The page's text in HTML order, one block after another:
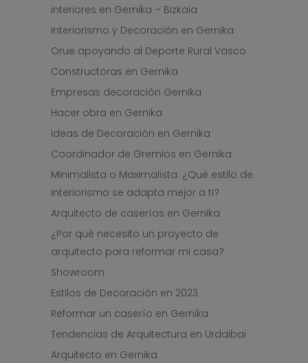
interiores en Gernika – Bizkaia
Interiorismo y Decoración en Gernika
Orue apoyando al Deporte Rural Vasco
Constructoras en Gernika
Empresas decoración Gernika
Hacer obra en Gernika
Ideas de Decoración en Gernika
Coordinador de Gremios en Gernika
Minimalista o Maximalista: ¿Qué estilo de
interiorismo se adapta mejor a ti?
Arquitecto de caseríos en Gernika
¿Por qué necesito un proyecto de
arquitecto para reformar mi casa?
Showroom
Estilos de Decoración en 2023
Reformar un caserío en Gernika
Tendencias de Arquitectura en Urdaibai
Arquitecto en Gernika